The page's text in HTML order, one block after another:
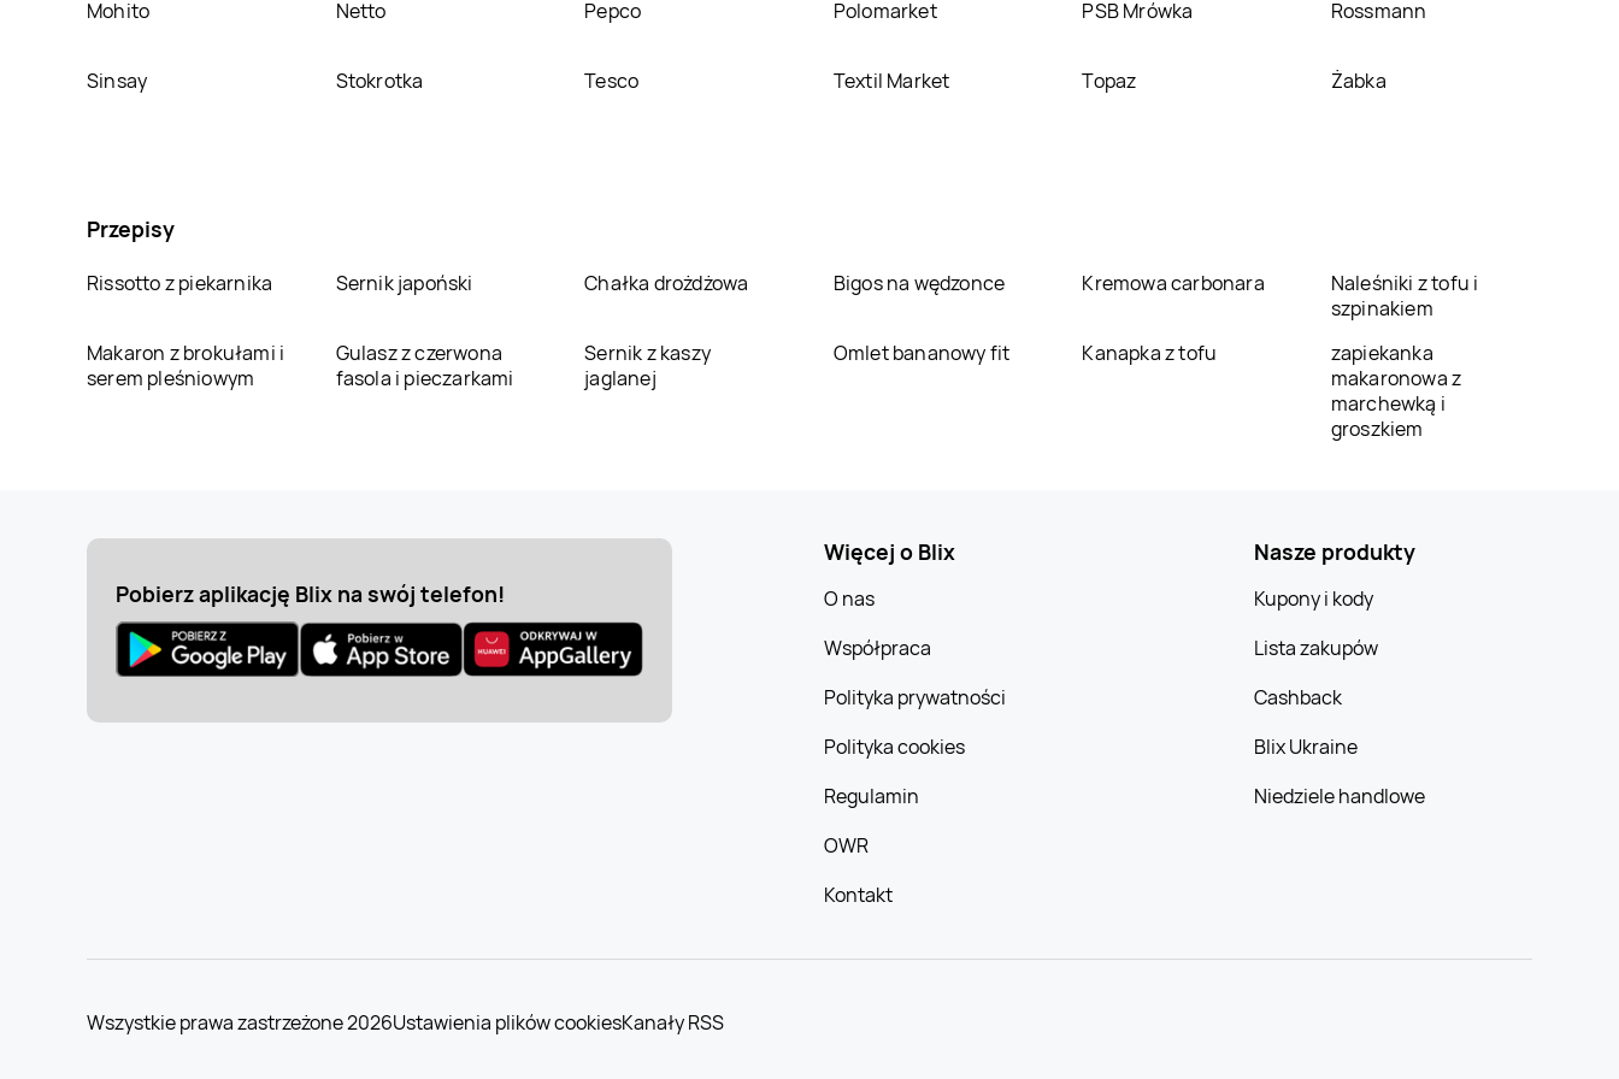
Mohito Netto Pepco Polomarket PSB Mrówka Rossmann
Sinsay Stokrotka Tesco Textil Market Topaz Żabka
Przepisy
Rissotto z piekarnika Sernik japoński Chałka drożdżowa Bigos na wędzonce Kremowa carbonara
Naleśniki z tofu i
szpinakiem
Makaron z brokułami i
serem pleśniowym
Gulasz z czerwona
fasola i pieczarkami
Sernik z kaszy
jaglanej
Omlet bananowy fit Kanapka z tofu
zapiekanka
makaronowa z
marchewką i
groszkiem
Pobierz aplikację Blix na swój telefon!
Więcej o Blix
O nas
Współpraca
Polityka prywatności
Polityka cookies
Regulamin
OWR
Kontakt
Nasze produkty
Kupony i kody
Lista zakupów
Cashback
Blix Ukraine
Niedziele handlowe
Wszystkie prawa zastrzeżone 2026Ustawienia plików cookiesKanały RSS